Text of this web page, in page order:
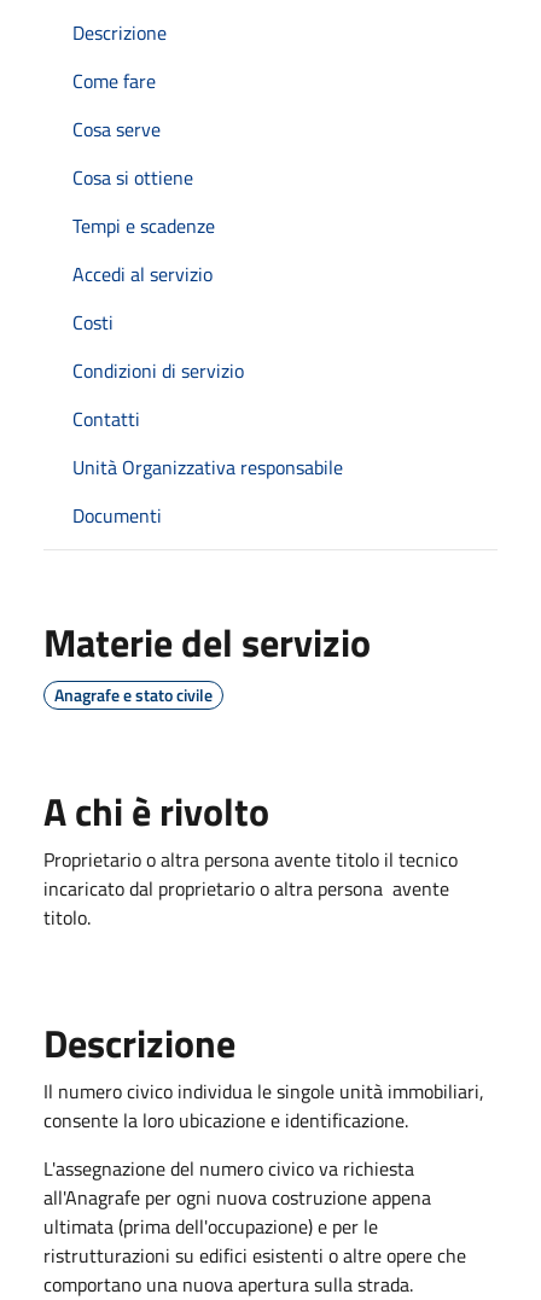
Descrizione
Come fare
Cosa serve
Cosa si ottiene
Tempi e scadenze
Accedi al servizio
Costi
Condizioni di servizio
Contatti
Unità Organizzativa responsabile
Documenti
Materie del servizio
Anagrafe e stato civile
A chi è rivolto
Proprietario o altra persona avente titolo il tecnico
incaricato dal proprietario o altra persona avente
titolo.
Descrizione
Il numero civico individua le singole unità immobiliari,
consente la loro ubicazione e identificazione.
L'assegnazione del numero civico va richiesta
all'Anagrafe per ogni nuova costruzione appena
ultimata (prima dell'occupazione) e per le
ristrutturazioni su edifici esistenti o altre opere che
comportano una nuova apertura sulla strada.